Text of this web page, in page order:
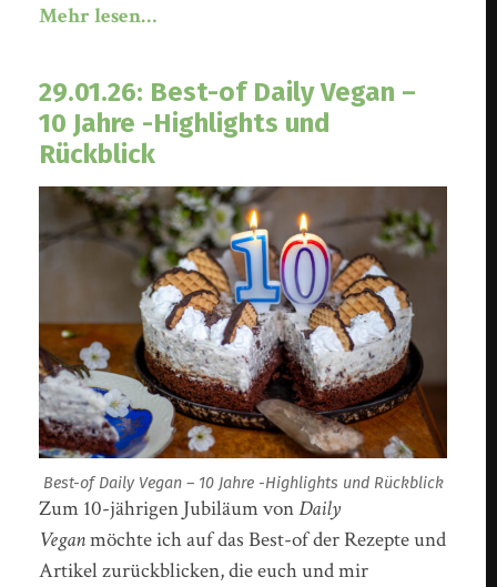
Mehr lesen…
29.01.26: Best-of Daily Vegan –
10 Jahre -Highlights und
Rückblick
Best-of Daily Vegan – 10 Jahre -Highlights und Rückblick
Zum 10-jährigen Jubiläum vonDaily
Veganmöchte ich auf das Best-of der Rezepte und
Artikel zurückblicken, die euch und mir